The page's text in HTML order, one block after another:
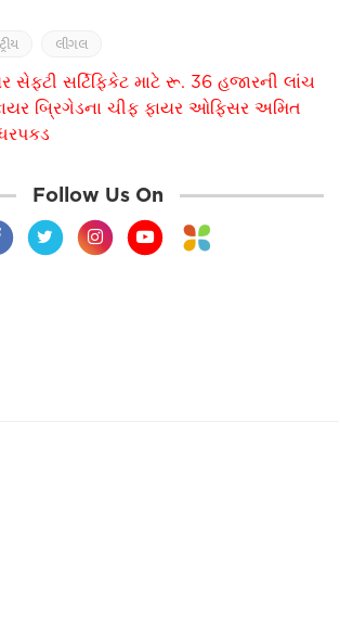
લીગલ
સેફ્ટી સર્ટિફિકેટ માટે રૂ. 36 હજારની લાંચ
બ્રિગેડના ચીફ ફાયર ઓફિસર અમિત
Follow Us On